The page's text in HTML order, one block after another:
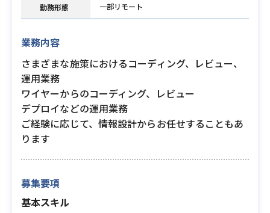
勤務形態 一部リモート
業務内容
さまざまな施策におけるコーディング、レビュー、
運用業務
ワイヤーからのコーディング、レビュー
デプロイなどの運用業務
ご経験に応じて、情報設計からお任せすることもあ
ります
募集要項
基本スキル